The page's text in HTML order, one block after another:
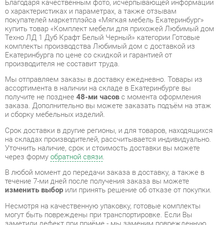
комплекты производства Любимый дом с доставкой из
Екатеринбурга по цене со скидкой и гарантией от
производителя не составит труда.
Мы отправляем заказы в доставку ежедневно. Товары из
ассортимента в наличии на складе в Екатеринбурге вы
получите не позднее48-ми часовс момента оформления
заказа. Дополнительно вы можете заказать подъём на этаж
и сборку мебельных изделий.
Срок доставки в другие регионы, и для товаров, находящихся
на складах производителей, рассчитывается индивидуально.
Уточнить наличие, срок и стоимость доставки вы можете
через формуобратной связи.
В любой момент до передачи заказа в доставку, а также в
течение 7-ми дней после получения заказа вы можете
изменить выборили принять решение об отказе от покупки.
Несмотря на качественную упаковку, готовые комплекты
могут быть повреждены при транспортировке. Если Вы
заметили дефект при приёме - мы заменим поврежденную
деталь.Повторная доставкатовара -бесплатна.
На всю мебель категории Готовые комплекты
распространяетсягарантия 1 год, а на некоторые модели – 2
года с момента приобретения.